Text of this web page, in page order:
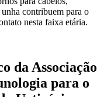
unha contribuem para o
nesta faixa etária.
da Associação
para o